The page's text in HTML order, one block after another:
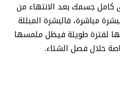
جسمك بعد الانتهاء من
مباشرة، فالبشرة المبللة
لفترة طويلة فيظل ملمسها
خلال فصل الشتاء.